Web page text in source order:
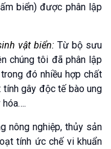
biển) được phân lập
vật biển: Từ bộ sưu
chúng tôi đã phân lập
đó nhiều hợp chất
gây độc tế bào ung
hóa….
nông nghiệp, thủy sản
tính ức chế vi khuẩn